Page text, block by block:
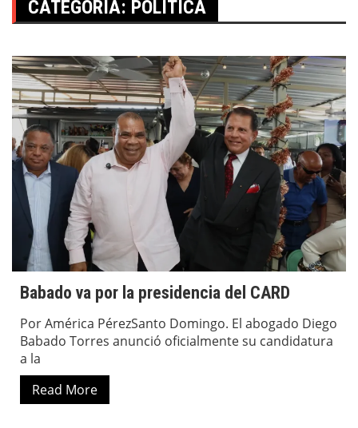
CATEGORÍA: POLITICA
Babado va por la presidencia del CARD
Por América PérezSanto Domingo. El abogado Diego
Babado Torres anunció oficialmente su candidatura
a la
Read More